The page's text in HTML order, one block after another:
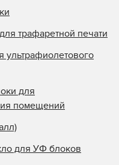
трафаретной печати
ультрафиолетового
для
помещений
для УФ блоков